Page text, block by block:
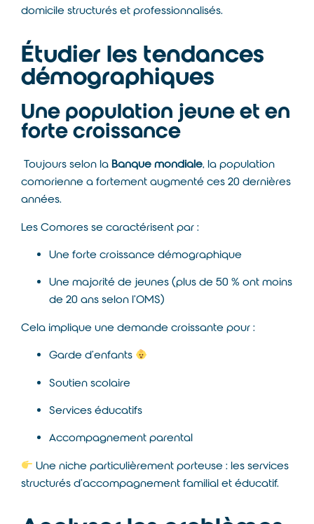
domicile structurés et professionnalisés.
Étudier les tendances
démographiques
Une population jeune et en
forte croissance
Toujours selon la Banque mondiale, la population
comorienne a fortement augmenté ces 20 dernières
années.
Les Comores se caractérisent par :
Une forte croissance démographique
Une majorité de jeunes (plus de 50 % ont moins
de 20 ans selon l’OMS)
Cela implique une demande croissante pour :
Garde d’enfants
Soutien scolaire
Services éducatifs
Accompagnement parental
Une niche particulièrement porteuse : les services
structurés d’accompagnement familial et éducatif.